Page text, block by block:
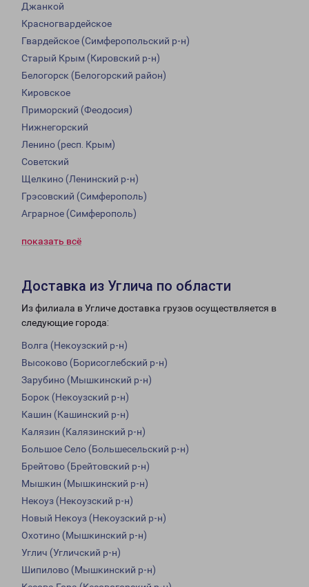
Джанкой
Красногвардейское
Гвардейское (Симферопольский р-н)
Старый Крым (Кировский р-н)
Белогорск (Белогорский район)
Кировское
Приморский (Феодосия)
Нижнегорский
Ленино (респ. Крым)
Советский
Щелкино (Ленинский р-н)
Грэсовский (Симферополь)
Аграрное (Симферополь)
показать всё
Доставка из Углича по области
Из филиала в Угличе доставка грузов осуществляется в
следующие города:
Волга (Некоузский р-н)
Высоково (Борисоглебский р-н)
Зарубино (Мышкинский р-н)
Борок (Некоузский р-н)
Кашин (Кашинский р-н)
Калязин (Калязинский р-н)
Большое Село (Большесельский р-н)
Брейтово (Брейтовский р-н)
Мышкин (Мышкинский р-н)
Некоуз (Некоузский р-н)
Новый Некоуз (Некоузский р-н)
Охотино (Мышкинский р-н)
Углич (Угличский р-н)
Шипилово (Мышкинский р-н)